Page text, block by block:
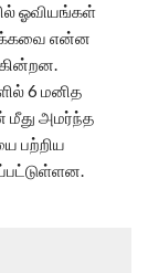
ஓவியங்கள்
என்ன
6 மனித
மீது அமர்ந்த
பற்றிய